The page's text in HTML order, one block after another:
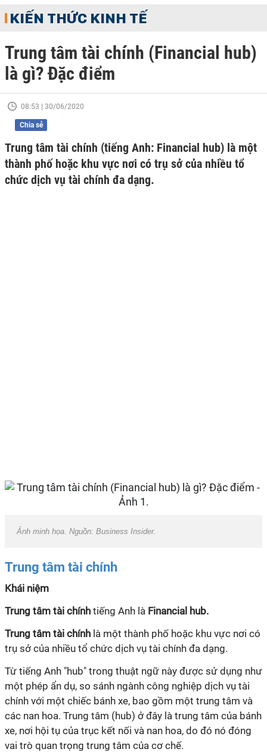
KIẾN THỨC KINH TẾ
Trung tâm tài chính (Financial hub)
là gì? Đặc điểm
08:53 | 30/06/2020
Chia sẻ
Trung tâm tài chính (tiếng Anh: Financial hub) là một
thành phố hoặc khu vực nơi có trụ sở của nhiều tổ
chức dịch vụ tài chính đa dạng.
Ảnh minh họa. Nguồn: Business Insider.
Trung tâm tài chính
Khái niệm
Trung tâm tài chính tiếng Anh là Financial hub.
Trung tâm tài chính là một thành phố hoặc khu vực nơi có
trụ sở của nhiều tổ chức dịch vụ tài chính đa dạng.
Từ tiếng Anh "hub" trong thuật ngữ này được sử dụng như
một phép ẩn dụ, so sánh ngành công nghiệp dịch vụ tài
chính với một chiếc bánh xe, bao gồm một trung tâm và
các nan hoa. Trung tâm (hub) ở đây là trung tâm của bánh
xe, nơi hội tụ của trục kết nối và nan hoa, do đó nó đóng
vai trò quan trọng trung tâm của cơ chế.